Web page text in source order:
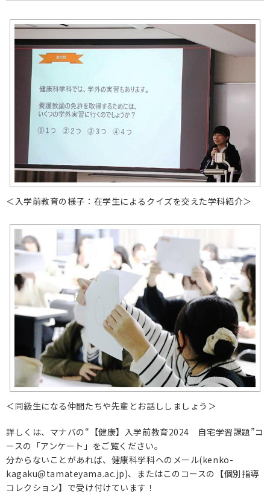
＜入学前教育の様子：在学生によるクイズを交えた学科紹介＞
＜同級生になる仲間たちや先輩とお話ししましょう＞
詳しくは、マナバの“【健康】入学前教育2024 自宅学習課題”コ
ースの「アンケート」をご覧ください。
分からないことがあれば、健康科学科へのメール(kenko-
kagaku@tamateyama.ac.jp)、またはこのコースの【個別指導
コレクション】で受け付けています！